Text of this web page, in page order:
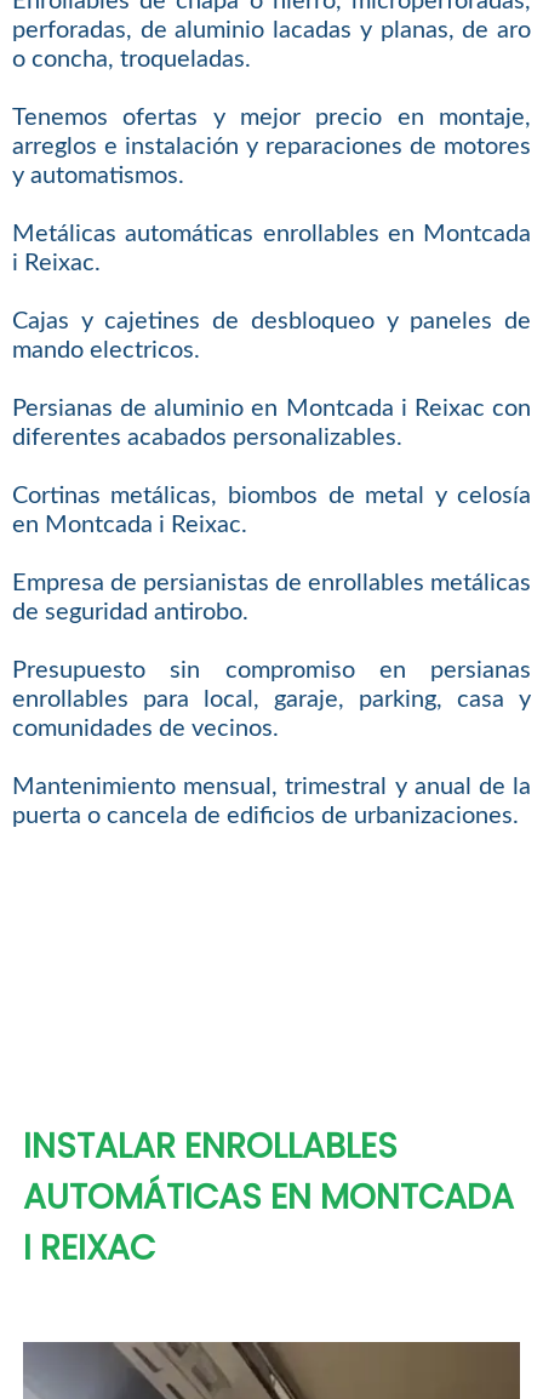
perforadas, de aluminio lacadas y planas, de aro
o concha, troqueladas.
Tenemos ofertas y mejor precio en montaje,
arreglos e instalación y reparaciones de motores
y automatismos.
Metálicas automáticas enrollables en Montcada
i Reixac.
Cajas y cajetines de desbloqueo y paneles de
mando electricos.
Persianas de aluminio en Montcada i Reixac con
diferentes acabados personalizables.
Cortinas metálicas, biombos de metal y celosía
en Montcada i Reixac.
Empresa de persianistas de enrollables metálicas
de seguridad antirobo.
Presupuesto sin compromiso en persianas
enrollables para local, garaje, parking, casa y
comunidades de vecinos.
Mantenimiento mensual, trimestral y anual de la
puerta o cancela de edificios de urbanizaciones.
INSTALAR ENROLLABLES
AUTOMÁTICAS EN MONTCADA
I REIXAC